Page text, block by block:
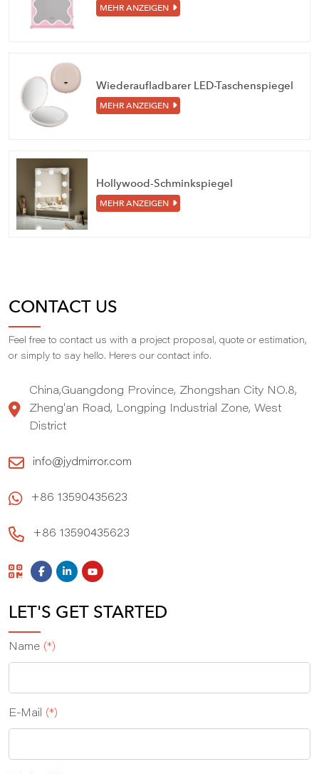
MEHR ANZEIGEN
Wiederaufladbarer LED-Taschenspiegel
MEHR ANZEIGEN
Hollywood-Schminkspiegel
MEHR ANZEIGEN
CONTACT US
Feel free to contact us with a project proposal, quote or estimation,
or simply to say hello. Here,s our contact info.
China,Guangdong Province, Zhongshan City NO.8,
Zheng'an Road, Longping Industrial Zone, West
District
info@jydmirror.com
+86 13590435623
+86 13590435623
LET'S GET STARTED
Name (*)
E‑Mail (*)